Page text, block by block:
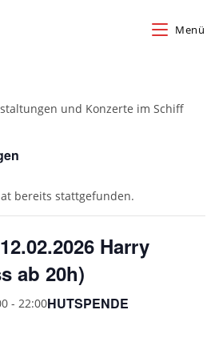
Menü
und Konzerte im Schiff
bereits stattgefunden.
Harry
ab 20h)
-22:00HUTSPENDE